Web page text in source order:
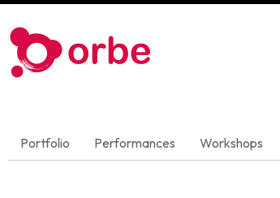
Portfolio Performances Workshops